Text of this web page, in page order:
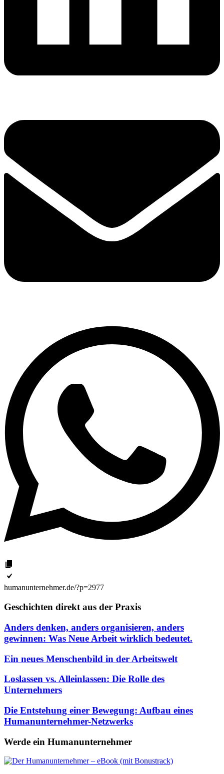
humanunternehmer.de/?p=2977
Geschichten direkt aus der Praxis
Anders denken, anders organisieren, anders
gewinnen: Was Neue Arbeit wirklich bedeutet.
Ein neues Menschenbild in der Arbeitswelt
Loslassen vs. Alleinlassen: Die Rolle des
Unternehmers
Die Entstehung einer Bewegung: Aufbau eines
Humanunternehmer-Netzwerks
Werde ein Humanunternehmer